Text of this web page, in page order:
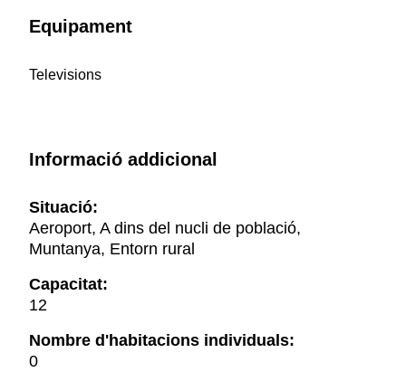
Equipament
Televisions
Informació addicional
Situació:
Aeroport, A dins del nucli de població,
Muntanya, Entorn rural
Capacitat:
12
Nombre d'habitacions individuals:
0